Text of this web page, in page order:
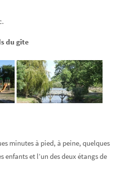
du gîte
minutes à pied, à peine, quelques
et l’un des deux étangs de